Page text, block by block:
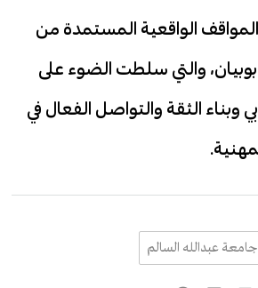
الواقعية المستمدة من
والتي سلطت الضوء على
وبناء الثقة والتواصل الفعال في
جامعة عبدالله السالم